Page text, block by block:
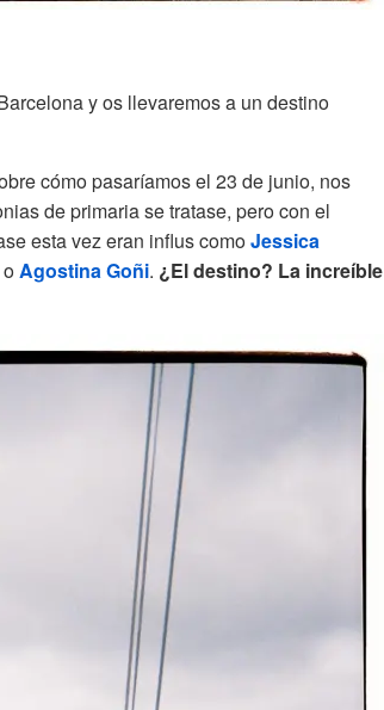
y os llevaremos a un destino
cómo pasaríamos el 23 de junio, nos
de primaria se tratase, pero con el
esta vez eran influs comoJessica
oAgostina Goñi. ¿El destino? La increíble